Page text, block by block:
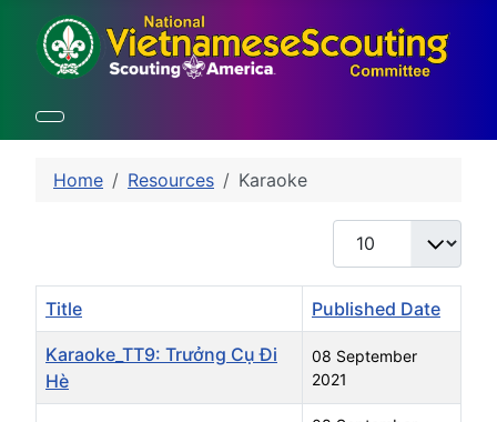
Home Resources Karaoke
Display #
Title Published Date
Karaoke_TT9: Trưởng Cụ Đi
Hè
08 September
2021